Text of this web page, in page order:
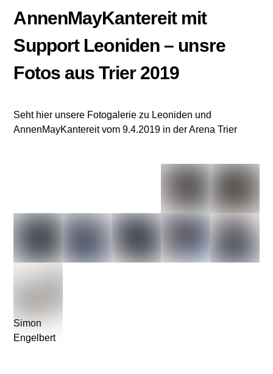
AnnenMayKantereit mit
Support Leoniden – unsre
Fotos aus Trier 2019
Seht hier unsere Fotogalerie zu Leoniden und
AnnenMayKantereit vom 9.4.2019 in der Arena Trier
Simon
Engelbert